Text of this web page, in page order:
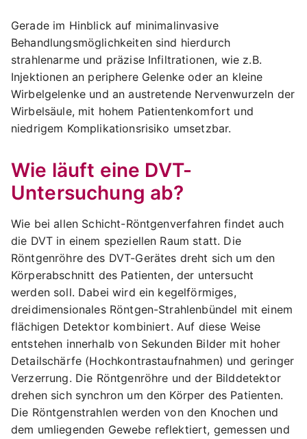
Gerade im Hinblick auf minimalinvasive
Behandlungsmöglichkeiten sind hierdurch
strahlenarme und präzise Infiltrationen, wie z.B.
Injektionen an periphere Gelenke oder an kleine
Wirbelgelenke und an austretende Nervenwurzeln der
Wirbelsäule, mit hohem Patientenkomfort und
niedrigem Komplikationsrisiko umsetzbar.
Wie läuft eine DVT-
Untersuchung ab?
Wie bei allen Schicht-Röntgenverfahren findet auch
die DVT in einem speziellen Raum statt. Die
Röntgenröhre des DVT-Gerätes dreht sich um den
Körperabschnitt des Patienten, der untersucht
werden soll. Dabei wird ein kegelförmiges,
dreidimensionales Röntgen-Strahlenbündel mit einem
flächigen Detektor kombiniert. Auf diese Weise
entstehen innerhalb von Sekunden Bilder mit hoher
Detailschärfe (Hochkontrastaufnahmen) und geringer
Verzerrung. Die Röntgenröhre und der Bilddetektor
drehen sich synchron um den Körper des Patienten.
Die Röntgenstrahlen werden von den Knochen und
dem umliegenden Gewebe reflektiert, gemessen und